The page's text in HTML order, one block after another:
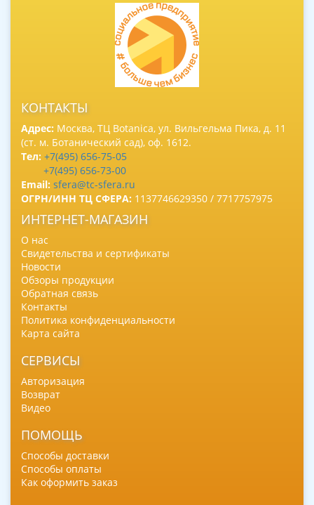
КОНТАКТЫ
Адрес: Москва, ТЦ Botanica, ул. Вильгельма Пика, д. 11
(ст. м. Ботанический сад), оф. 1612.
Тел: +7(495) 656-75-05
+7(495) 656-73-00
Email: sfera@tc-sfera.ru
ОГРН/ИНН ТЦ СФЕРА: 1137746629350 / 7717757975
ИНТЕРНЕТ-МАГАЗИН
О нас
Свидетельства и сертификаты
Новости
Обзоры продукции
Обратная связь
Контакты
Политика конфиденциальности
Карта сайта
СЕРВИСЫ
Авторизация
Возврат
Видео
ПОМОЩЬ
Способы доставки
Способы оплаты
Как оформить заказ